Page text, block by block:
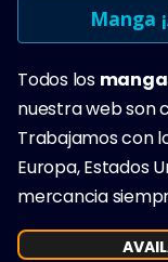
Manga
Todos los
nuestra web son
Trabajamos con
Europa, Estados
mercancia